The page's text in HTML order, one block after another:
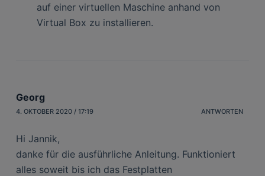
auf einer virtuellen Maschine anhand von
Virtual Box zu installieren.
Georg
4. OKTOBER 2020 / 17:19 ANTWORTEN
Hi Jannik,
danke für die ausführliche Anleitung. Funktioniert
alles soweit bis ich das Festplatten